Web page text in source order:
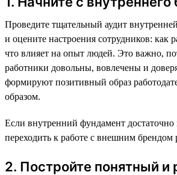
Проведите тщательный аудит
и оцените настроения сотрудников: как
что влияет на опыт людей. Это важно,
работники довольны, вовлечены и
формируют позитивный образ
образом.
Если внутренний фундамент
переходить к работе с внешним брендом
2. Постройте понятный и